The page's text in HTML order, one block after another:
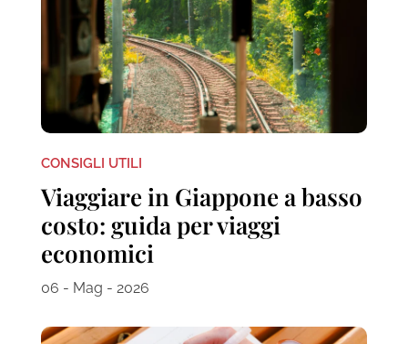
CONSIGLI UTILI
Viaggiare in Giappone a basso
costo: guida per viaggi
economici
06 - Mag - 2026